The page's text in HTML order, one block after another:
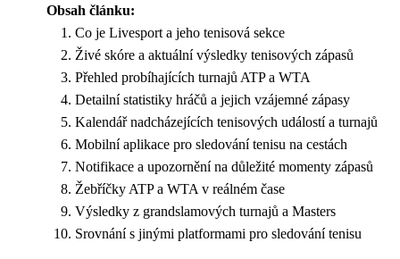
Obsah článku:
Co je Livesport a jeho tenisová sekce
Živé skóre a aktuální výsledky tenisových zápasů
Přehled probíhajících turnajů ATP a WTA
Detailní statistiky hráčů a jejich vzájemné zápasy
Kalendář nadcházejících tenisových událostí a turnajů
Mobilní aplikace pro sledování tenisu na cestách
Notifikace a upozornění na důležité momenty zápasů
Žebříčky ATP a WTA v reálném čase
Výsledky z grandslamových turnajů a Masters
Srovnání s jinými platformami pro sledování tenisu